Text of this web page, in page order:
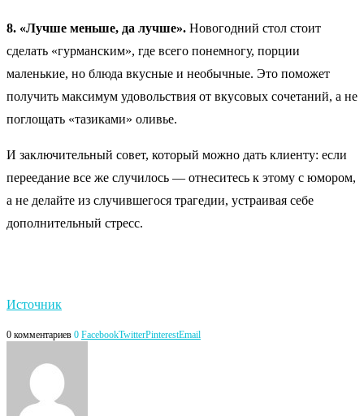
8. «Лучше меньше, да лучше». Новогодний стол стоит
сделать «гурманским», где всего понемногу, порции
маленькие, но блюда вкусные и необычные. Это поможет
получить максимум удовольствия от вкусовых сочетаний, а не
поглощать «тазиками» оливье.
И заключительный совет, который можно дать клиенту: если
переедание все же случилось — отнеситесь к этому с юмором,
а не делайте из случившегося трагедии, устраивая себе
дополнительный стресс.
Источник
0 комментариев 0 FacebookTwitterPinterestEmail